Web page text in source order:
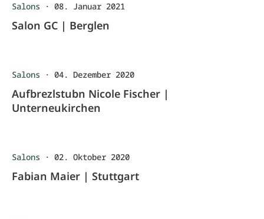
Salons · 08. Januar 2021
Salon GC | Berglen
Salons · 04. Dezember 2020
Aufbrezlstubn Nicole Fischer |
Unterneukirchen
Salons · 02. Oktober 2020
Fabian Maier | Stuttgart